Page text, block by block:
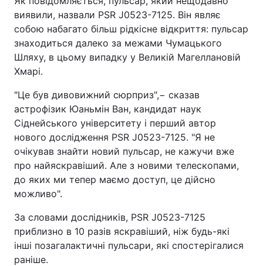
виявили, назвали PSR J0523-7125. Він являє
собою набагато більш рідкісне відкриття: пульсар
знаходиться далеко за межами Чумацького
Шляху, в цьому випадку у Великій Магеллановій
Хмарі.
"Це був дивовижний сюрприз",− сказав
астрофізик Юаньмін Ван, кандидат наук
Сіднейського університету і перший автор
нового дослідження PSR J0523-7125. "Я не
очікував знайти новий пульсар, не кажучи вже
про найяскравіший. Але з новими телескопами,
до яких ми тепер маємо доступ, це дійсно
можливо".
За словами дослідників, PSR J0523-7125
приблизно в 10 разів яскравіший, ніж будь-які
інші позагалактичні пульсари, які спостерігалися
раніше.